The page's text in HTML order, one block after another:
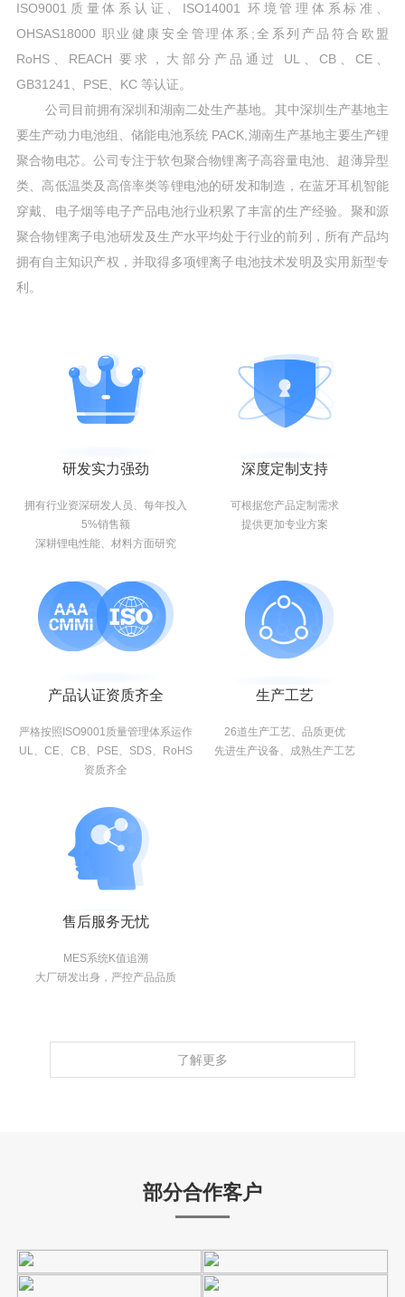
ISO9001质量体系认证、ISO14001 环境管理体系标准、
OHSAS18000 职业健康安全管理体系;全系列产品符合欧盟
RoHS、REACH 要求，大部分产品通过 UL、CB、CE、
GB31241、PSE、KC 等认证。
公司目前拥有深圳和湖南二处生产基地。其中深圳生产基地主
要生产动力电池组、储能电池系统 PACK,湖南生产基地主要生产锂
聚合物电芯。公司专注于软包聚合物锂离子高容量电池、超薄异型
类、高低温类及高倍率类等锂电池的研发和制造，在蓝牙耳机智能
穿戴、电子烟等电子产品电池行业积累了丰富的生产经验。聚和源
聚合物锂离子电池研发及生产水平均处于行业的前列，所有产品均
拥有自主知识产权，并取得多项锂离子电池技术发明及实用新型专
利。
研发实力强劲
拥有行业资深研发人员、每年投入
5%销售额
深耕锂电性能、材料方面研究
深度定制支持
可根据您产品定制需求
提供更加专业方案
产品认证资质齐全
严格按照ISO9001质量管理体系运作
UL、CE、CB、PSE、SDS、RoHS
资质齐全
生产工艺
26道生产工艺、品质更优
先进生产设备、成熟生产工艺
售后服务无忧
MES系统K值追溯
大厂研发出身，严控产品品质
了解更多
部分合作客户